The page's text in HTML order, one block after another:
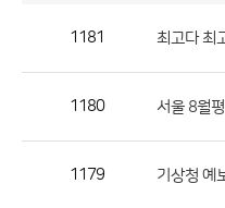
론
1181 최고다 최
1180 서울 8월
1179 기상청 예